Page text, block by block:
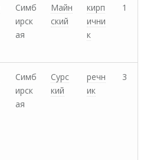
Симб
ирск
ая
Майн
ский
кирп
ични
к
1
Симб
ирск
ая
Сурс
кий
речн
ик
3